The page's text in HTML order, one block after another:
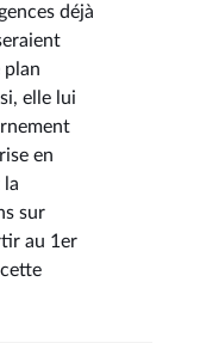
déjà
elle lui
en
la
sur
au 1er